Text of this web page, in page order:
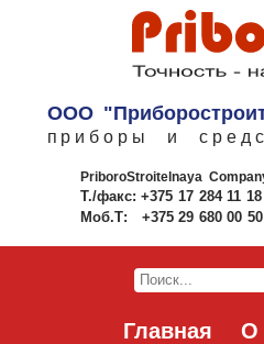
ООО
приборы и
PriboroStroitelnaya
Т./факс: +375 17 284 11 18
Моб.Т:
+375 29 680 00 50
Главная О